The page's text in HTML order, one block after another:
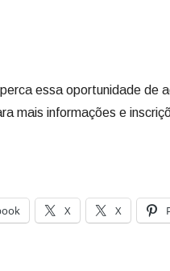
essa oportunidade de
mais informações e
X X